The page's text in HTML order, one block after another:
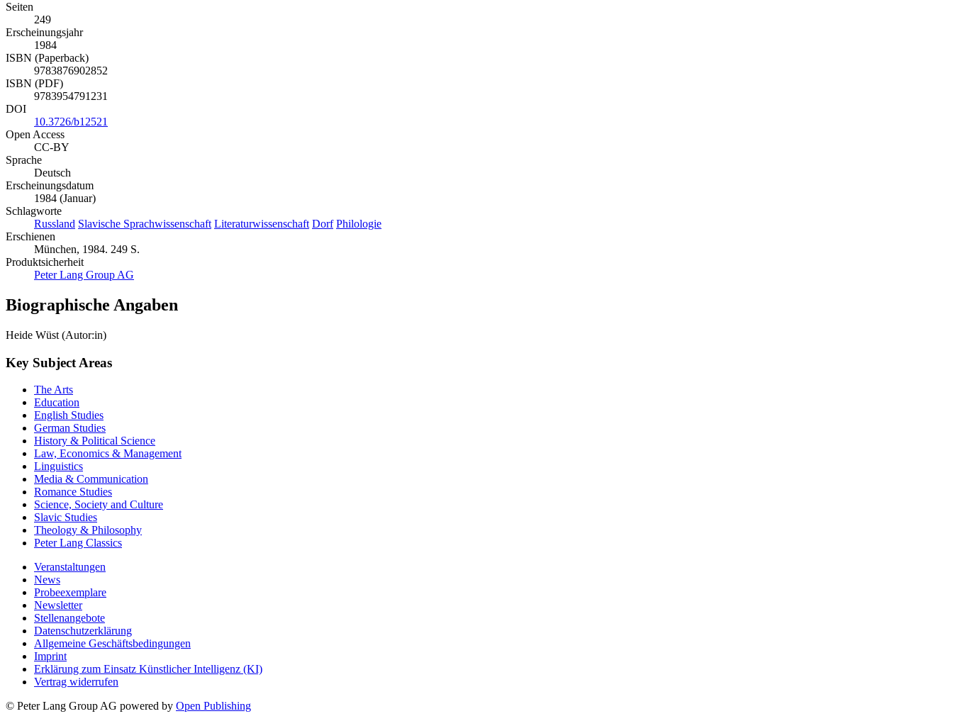
Seiten
249
Erscheinungsjahr
1984
ISBN (Paperback)
9783876902852
ISBN (PDF)
9783954791231
DOI
10.3726/b12521
Open Access
CC-BY
Sprache
Deutsch
Erscheinungsdatum
1984 (Januar)
Schlagworte
Russland Slavische Sprachwissenschaft Literaturwissenschaft Dorf Philologie
Erschienen
München, 1984. 249 S.
Produktsicherheit
Peter Lang Group AG
Biographische Angaben
Heide Wüst (Autor:in)
Key Subject Areas
The Arts
Education
English Studies
German Studies
History & Political Science
Law, Economics & Management
Linguistics
Media & Communication
Romance Studies
Science, Society and Culture
Slavic Studies
Theology & Philosophy
Peter Lang Classics
Veranstaltungen
News
Probeexemplare
Newsletter
Stellenangebote
Datenschutzerklärung
Allgemeine Geschäftsbedingungen
Imprint
Erklärung zum Einsatz Künstlicher Intelligenz (KI)
Vertrag widerrufen
© Peter Lang Group AG powered by Open Publishing